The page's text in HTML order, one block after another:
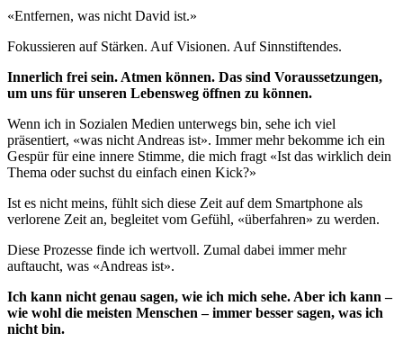
«Entfernen, was nicht David ist.»
Fokussieren auf Stärken. Auf Visionen. Auf Sinnstiftendes.
Innerlich frei sein. Atmen können. Das sind Voraussetzungen,
um uns für unseren Lebensweg öffnen zu können.
Wenn ich in Sozialen Medien unterwegs bin, sehe ich viel
präsentiert, «was nicht Andreas ist». Immer mehr bekomme ich ein
Gespür für eine innere Stimme, die mich fragt «Ist das wirklich dein
Thema oder suchst du einfach einen Kick?»
Ist es nicht meins, fühlt sich diese Zeit auf dem Smartphone als
verlorene Zeit an, begleitet vom Gefühl, «überfahren» zu werden.
Diese Prozesse finde ich wertvoll. Zumal dabei immer mehr
auftaucht, was «Andreas ist».
Ich kann nicht genau sagen, wie ich mich sehe. Aber ich kann –
wie wohl die meisten Menschen – immer besser sagen, was ich
nicht bin.